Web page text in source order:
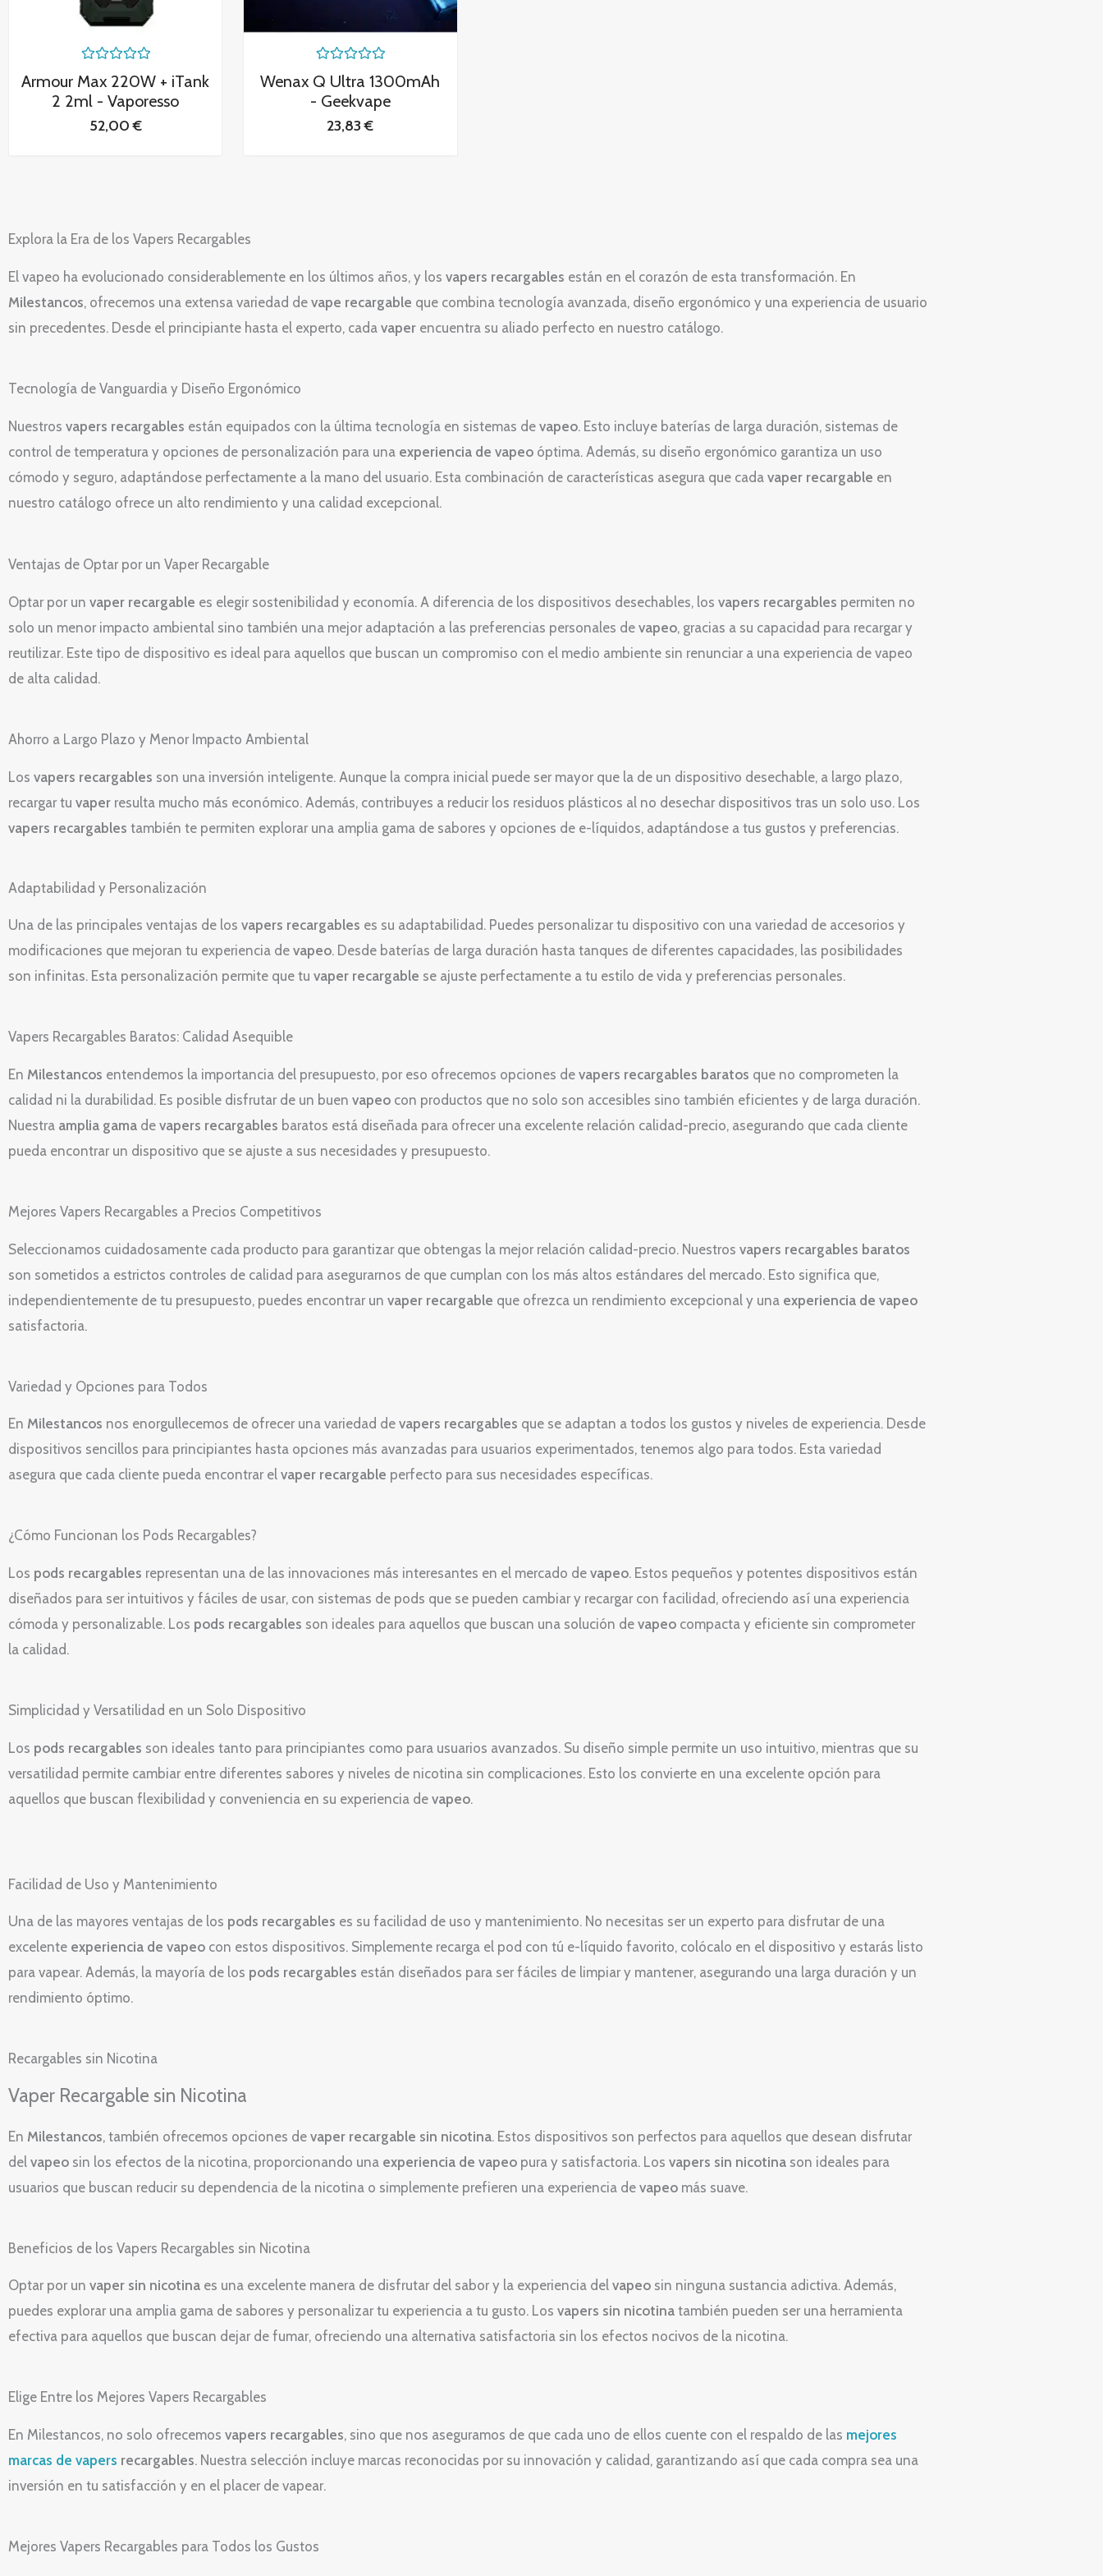
a
l
o
5
Armour Max 220W + iTank
2 2ml - Vaporesso
52,00€
a
Wenax Q Ultra 1300mAh
- Geekvape
23,83€
Explora la Era de los Vapers Recargables
El vapeo ha evolucionado considerablemente en los últimos años, y los vapers recargables están en el corazón de esta transformación. En
Milestancos, ofrecemos una extensa variedad de vape recargable que combina tecnología avanzada, diseño ergonómico y una experiencia de usuario
sin precedentes. Desde el principiante hasta el experto, cada vaper encuentra su aliado perfecto en nuestro catálogo.
Tecnología de Vanguardia y Diseño Ergonómico
Nuestros vapers recargables están equipados con la última tecnología en sistemas de vapeo. Esto incluye baterías de larga duración, sistemas de
control de temperatura y opciones de personalización para una experiencia de vapeo óptima. Además, su diseño ergonómico garantiza un uso
cómodo y seguro, adaptándose perfectamente a la mano del usuario. Esta combinación de características asegura que cada vaper recargable en
nuestro catálogo ofrece un alto rendimiento y una calidad excepcional.
Ventajas de Optar por un Vaper Recargable
Optar por un vaper recargable es elegir sostenibilidad y economía. A diferencia de los dispositivos desechables, los vapers recargables permiten no
solo un menor impacto ambiental sino también una mejor adaptación a las preferencias personales de vapeo, gracias a su capacidad para recargar y
reutilizar. Este tipo de dispositivo es ideal para aquellos que buscan un compromiso con el medio ambiente sin renunciar a una experiencia de vapeo
de alta calidad.
Ahorro a Largo Plazo y Menor Impacto Ambiental
Los vapers recargables son una inversión inteligente. Aunque la compra inicial puede ser mayor que la de un dispositivo desechable, a largo plazo,
recargar tu vaper resulta mucho más económico. Además, contribuyes a reducir los residuos plásticos al no desechar dispositivos tras un solo uso. Los
vapers recargables también te permiten explorar una amplia gama de sabores y opciones de e-líquidos, adaptándose a tus gustos y preferencias.
Adaptabilidad y Personalización
Una de las principales ventajas de los vapers recargables es su adaptabilidad. Puedes personalizar tu dispositivo con una variedad de accesorios y
modificaciones que mejoran tu experiencia de vapeo. Desde baterías de larga duración hasta tanques de diferentes capacidades, las posibilidades
son infinitas. Esta personalización permite que tu vaper recargable se ajuste perfectamente a tu estilo de vida y preferencias personales.
Vapers Recargables Baratos: Calidad Asequible
En Milestancos entendemos la importancia del presupuesto, por eso ofrecemos opciones de vapers recargables baratos que no comprometen la
calidad ni la durabilidad. Es posible disfrutar de un buen vapeo con productos que no solo son accesibles sino también eficientes y de larga duración.
Nuestra amplia gama de vapers recargables baratos está diseñada para ofrecer una excelente relación calidad-precio, asegurando que cada cliente
pueda encontrar un dispositivo que se ajuste a sus necesidades y presupuesto.
Mejores Vapers Recargables a Precios Competitivos
Seleccionamos cuidadosamente cada producto para garantizar que obtengas la mejor relación calidad-precio. Nuestros vapers recargables baratos
son sometidos a estrictos controles de calidad para asegurarnos de que cumplan con los más altos estándares del mercado. Esto significa que,
independientemente de tu presupuesto, puedes encontrar un vaper recargable que ofrezca un rendimiento excepcional y una experiencia de vapeo
satisfactoria.
Variedad y Opciones para Todos
En Milestancos nos enorgullecemos de ofrecer una variedad de vapers recargables que se adaptan a todos los gustos y niveles de experiencia. Desde
dispositivos sencillos para principiantes hasta opciones más avanzadas para usuarios experimentados, tenemos algo para todos. Esta variedad
asegura que cada cliente pueda encontrar el vaper recargable perfecto para sus necesidades específicas.
¿Cómo Funcionan los Pods Recargables?
Los pods recargables representan una de las innovaciones más interesantes en el mercado de vapeo. Estos pequeños y potentes dispositivos están
diseñados para ser intuitivos y fáciles de usar, con sistemas de pods que se pueden cambiar y recargar con facilidad, ofreciendo así una experiencia
cómoda y personalizable. Los pods recargables son ideales para aquellos que buscan una solución de vapeo compacta y eficiente sin comprometer
la calidad.
Simplicidad y Versatilidad en un Solo Dispositivo
Los pods recargables son ideales tanto para principiantes como para usuarios avanzados. Su diseño simple permite un uso intuitivo, mientras que su
versatilidad permite cambiar entre diferentes sabores y niveles de nicotina sin complicaciones. Esto los convierte en una excelente opción para
aquellos que buscan flexibilidad y conveniencia en su experiencia de vapeo.
Facilidad de Uso y Mantenimiento
Una de las mayores ventajas de los pods recargables es su facilidad de uso y mantenimiento. No necesitas ser un experto para disfrutar de una
excelente experiencia de vapeo con estos dispositivos. Simplemente recarga el pod con tú e-líquido favorito, colócalo en el dispositivo y estarás listo
para vapear. Además, la mayoría de los pods recargables están diseñados para ser fáciles de limpiar y mantener, asegurando una larga duración y un
rendimiento óptimo.
Recargables sin Nicotina
Vaper Recargable sin Nicotina
En Milestancos, también ofrecemos opciones de vaper recargable sin nicotina. Estos dispositivos son perfectos para aquellos que desean disfrutar
del vapeo sin los efectos de la nicotina, proporcionando una experiencia de vapeo pura y satisfactoria. Los vapers sin nicotina son ideales para
usuarios que buscan reducir su dependencia de la nicotina o simplemente prefieren una experiencia de vapeo más suave.
Beneficios de los Vapers Recargables sin Nicotina
Optar por un vaper sin nicotina es una excelente manera de disfrutar del sabor y la experiencia del vapeo sin ninguna sustancia adictiva. Además,
puedes explorar una amplia gama de sabores y personalizar tu experiencia a tu gusto. Los vapers sin nicotina también pueden ser una herramienta
efectiva para aquellos que buscan dejar de fumar, ofreciendo una alternativa satisfactoria sin los efectos nocivos de la nicotina.
Elige Entre los Mejores Vapers Recargables
En Milestancos, no solo ofrecemos vapers recargables, sino que nos aseguramos de que cada uno de ellos cuente con el respaldo de las mejores
marcas de vapers recargables. Nuestra selección incluye marcas reconocidas por su innovación y calidad, garantizando así que cada compra sea una
inversión en tu satisfacción y en el placer de vapear.
Mejores Vapers Recargables para Todos los Gustos